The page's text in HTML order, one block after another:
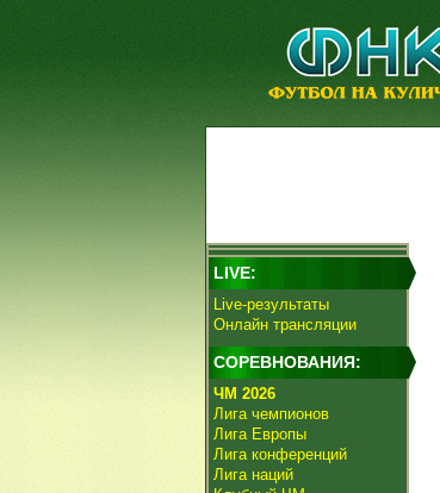
LIVE:
Live-результаты
Онлайн трансляции
СОРЕВНОВАНИЯ:
ЧМ 2026
Лига чемпионов
Лига Европы
Лига конференций
Лига наций